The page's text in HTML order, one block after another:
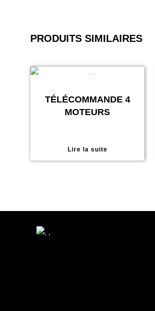
PRODUITS SIMILAIRES
TÉLÉCOMMANDE 4
MOTEURS
Lire la suite